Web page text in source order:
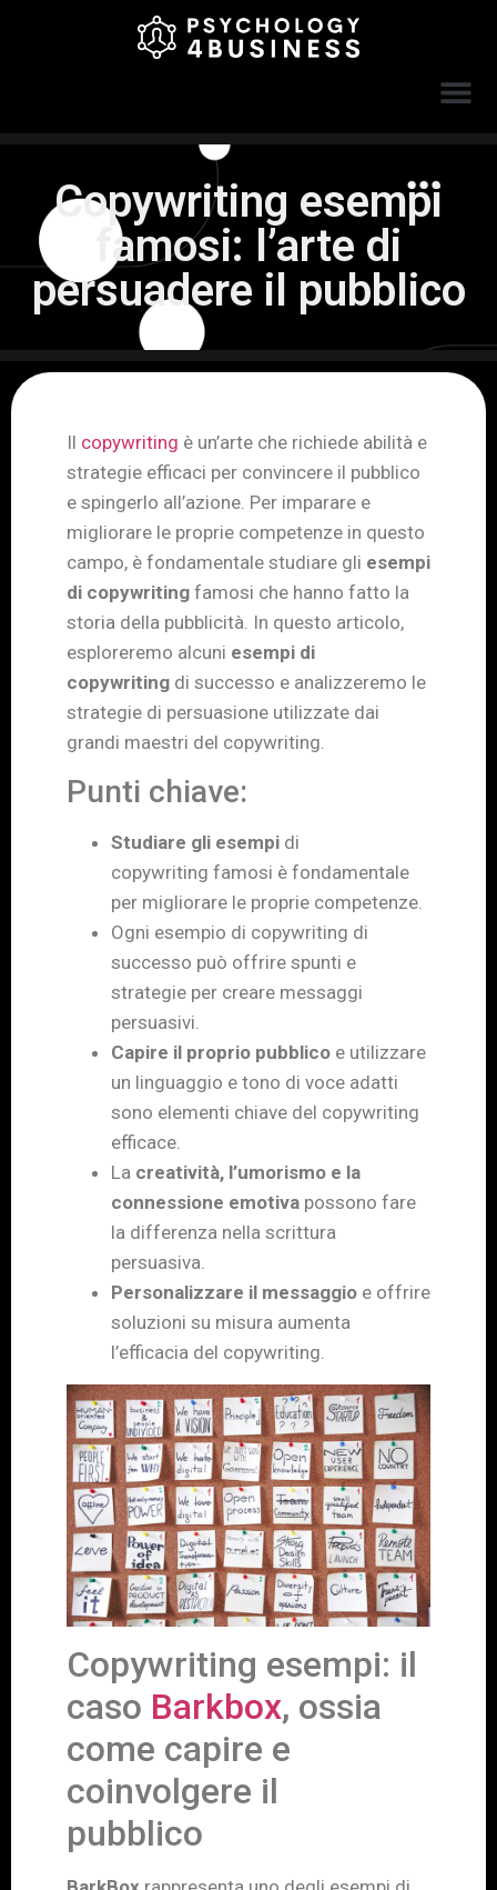
Copywriting esempi
famosi: l’arte di
persuadere il pubblico
Il copywriting è un’arte che richiede abilità e
strategie efficaci per convincere il pubblico
e spingerlo all’azione. Per imparare e
migliorare le proprie competenze in questo
campo, è fondamentale studiare gli esempi
di copywriting famosi che hanno fatto la
storia della pubblicità. In questo articolo,
esploreremo alcuni esempi di
copywriting di successo e analizzeremo le
strategie di persuasione utilizzate dai
grandi maestri del copywriting.
Punti chiave:
Studiare gli esempi di
copywriting famosi è fondamentale
per migliorare le proprie competenze.
Ogni esempio di copywriting di
successo può offrire spunti e
strategie per creare messaggi
persuasivi.
Capire il proprio pubblico e utilizzare
un linguaggio e tono di voce adatti
sono elementi chiave del copywriting
efficace.
La creatività, l’umorismo e la
connessione emotiva possono fare
la differenza nella scrittura
persuasiva.
Personalizzare il messaggio e offrire
soluzioni su misura aumenta
l’efficacia del copywriting.
Copywriting esempi: il
caso Barkbox, ossia
come capire e
coinvolgere il
pubblico